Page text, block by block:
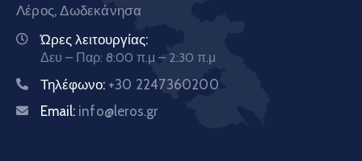
Λέρος, Δωδεκάνησα
Ώρες λειτουργίας:
Δευ – Παρ: 8:00 π.μ – 2:30 π.μ
Τηλέφωνο: +30 2247360200
Email: info@leros.gr